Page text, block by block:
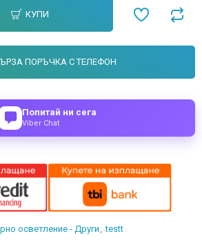
КУПИ
ПОРЪЧКА С ТЕЛЕФОН
Попитай ни сега
Viber Chat
осветление - Други testt